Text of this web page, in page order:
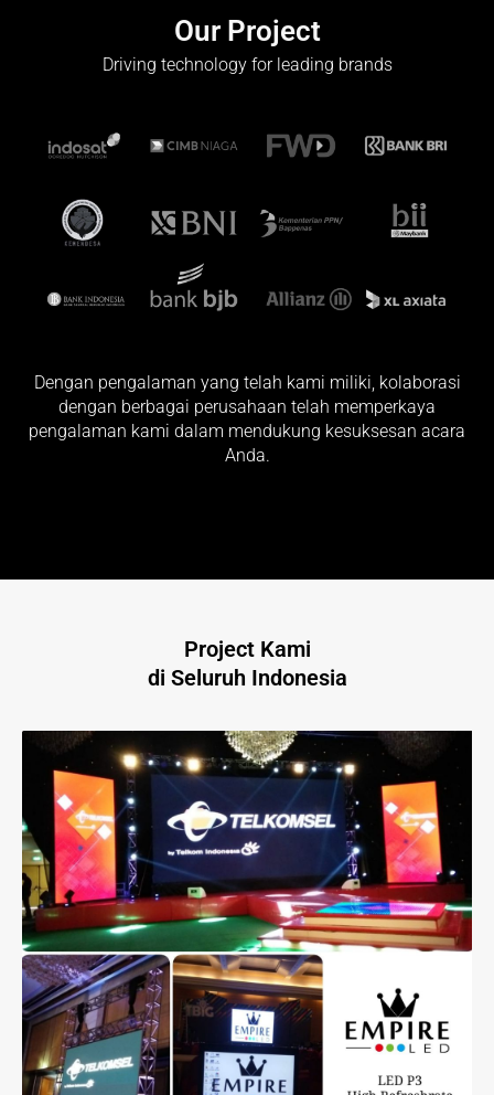
Our Project
Driving technology for leading brands
Dengan pengalaman yang telah kami miliki, kolaborasi
dengan berbagai perusahaan telah memperkaya
pengalaman kami dalam mendukung kesuksesan acara
Anda.
Project Kami
di Seluruh Indonesia